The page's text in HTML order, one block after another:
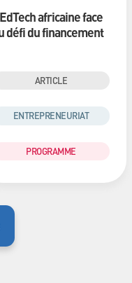
africaine face
défi du financement
ARTICLE
ENTREPRENEURIAT
PROGRAMME